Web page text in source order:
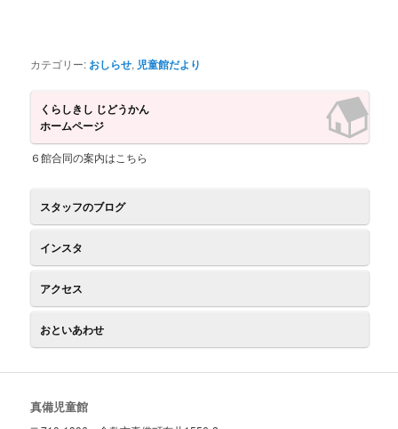
カテゴリー: おしらせ, 児童館だより
くらしきし じどうかん
ホームページ
６館合同の案内はこちら
スタッフのブログ
インスタ
アクセス
おといあわせ
真備児童館